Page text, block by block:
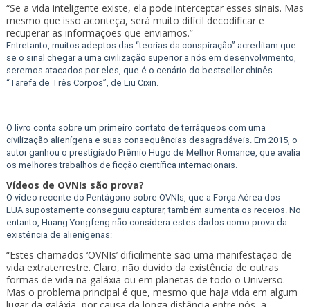
“Se a vida inteligente existe, ela pode interceptar esses sinais. Mas
mesmo que isso aconteça, será muito difícil decodificar e
recuperar as informações que enviamos.”
Entretanto, muitos adeptos das “teorias da conspiração” acreditam que
se o sinal chegar a uma civilização superior a nós em desenvolvimento,
seremos atacados por eles, que é o cenário do bestseller chinês
“Tarefa de Três Corpos”, de Liu Cixin.
O livro conta sobre um primeiro contato de terráqueos com uma
civilização alienígena e suas consequências desagradáveis. Em 2015, o
autor ganhou o prestigiado Prêmio Hugo de Melhor Romance, que avalia
os melhores trabalhos de ficção científica internacionais.
Vídeos de OVNIs são prova?
O vídeo recente do Pentágono sobre OVNIs, que a Força Aérea dos
EUA supostamente conseguiu capturar, também aumenta os receios. No
entanto, Huang Yongfeng não considera estes dados como prova da
existência de alienígenas:
“Estes chamados ‘OVNIs’ dificilmente são uma manifestação de
vida extraterrestre. Claro, não duvido da existência de outras
formas de vida na galáxia ou em planetas de todo o Universo.
Mas o problema principal é que, mesmo que haja vida em algum